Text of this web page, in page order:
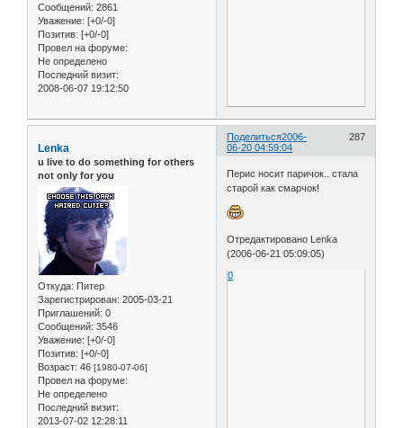
Сообщений: 2861
Уважение: [+0/-0]
Позитив: [+0/-0]
Провел на форуме:
Не определено
Последний визит:
2008-06-07 19:12:50
Поделиться 287
2006-
06-20 04:59:04
Lenka
u live to do something for others
not only for you
Откуда: Питер
Зарегистрирован: 2005-03-21
Приглашений: 0
Сообщений: 3546
Уважение: [+0/-0]
Позитив: [+0/-0]
Возраст: 46 [1980-07-06]
Провел на форуме:
Не определено
Последний визит:
2013-07-02 12:28:11
Перис носит паричок.. стала
старой как смарчок!
Отредактировано Lenka
(2006-06-21 05:09:05)
0